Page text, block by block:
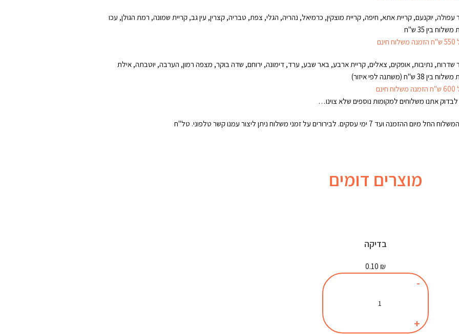
עפולה, יוקנעם, קריית אתא, חיפה, קריית מוצקין, כרמיאל, נהריה, הגלי, צפת, טבריה, קצרין, עין גב, קריית שמונה, רמת הגולן, עכו
בין 35 ש"ח
שדרות, נתיבות, אופקים, צאלים, קריית ארבע, באר שבע, ערד, דימונה, ירוחם, שדה בוקר, מצפה רמון, הערבה, יוטבתה, אילת
בין 38 ש"ח (משתנה לפי איזור)
לבדוק אתנו משלוחים למקומות נוספים שלא צוינו…
מיום ההזמנה ועד 7 ימי עסקים. לבירורים על זמני משלוח ניתן ליצור עמנו קשר טלפוני. טל"ח
מוצרים דומים
בדיקה
0.10 ₪